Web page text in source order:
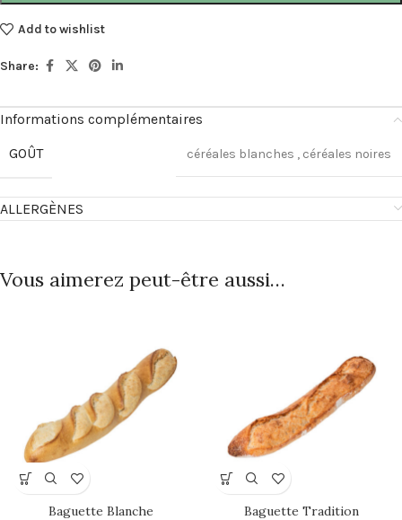
Add to wishlist
Share:
Informations complémentaires
GOÛT
céréales blanches , céréales noires
ALLERGÈNES
Vous aimerez peut-être aussi…
Baguette Blanche Baguette Tradition